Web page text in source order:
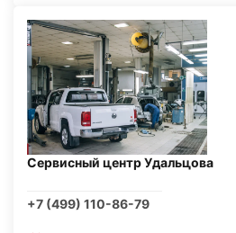
Сервисный центр Удальцова
+7 (499) 110-86-79